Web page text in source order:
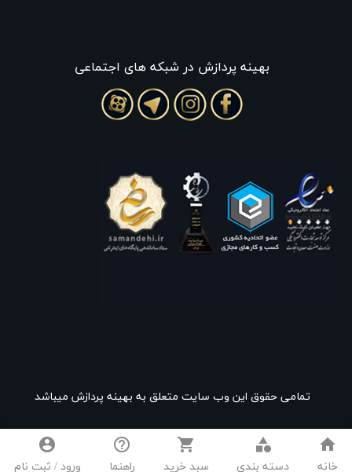
بهينه پردازش در شبکه های اجتماعی
تمامی حقوق این وب سایت متعلق به بهینه پردازش میباشد
home
خانه
category
دسته بندی
shopping_cart
سبد خرید
help_outline
راهنما
account_circle
ورود / ثبت نام